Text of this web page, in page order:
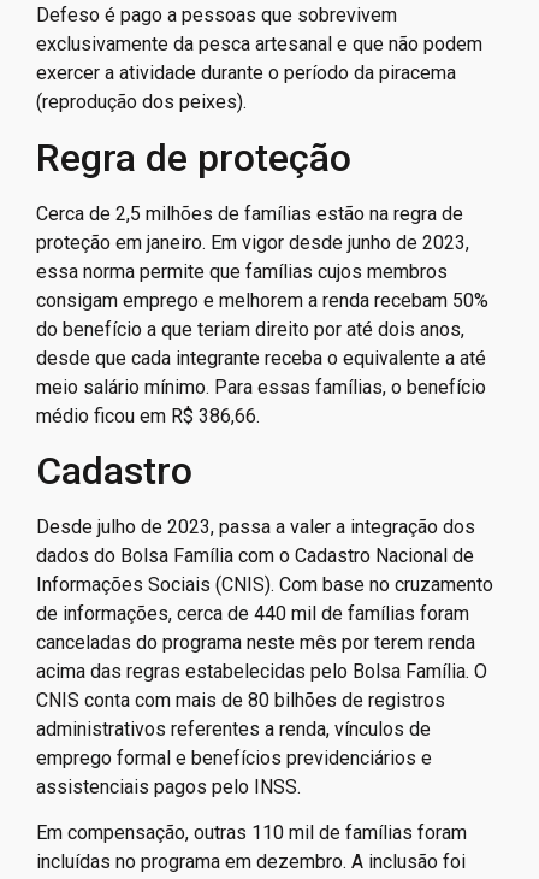
Defeso é pago a pessoas que sobrevivem
exclusivamente da pesca artesanal e que não podem
exercer a atividade durante o período da piracema
(reprodução dos peixes).
Regra de proteção
Cerca de 2,5 milhões de famílias estão na regra de
proteção em janeiro. Em vigor desde junho de 2023,
essa norma permite que famílias cujos membros
consigam emprego e melhorem a renda recebam 50%
do benefício a que teriam direito por até dois anos,
desde que cada integrante receba o equivalente a até
meio salário mínimo. Para essas famílias, o benefício
médio ficou em R$ 386,66.
Cadastro
Desde julho de 2023, passa a valer a integração dos
dados do Bolsa Família com o Cadastro Nacional de
Informações Sociais (CNIS). Com base no cruzamento
de informações, cerca de 440 mil de famílias foram
canceladas do programa neste mês por terem renda
acima das regras estabelecidas pelo Bolsa Família. O
CNIS conta com mais de 80 bilhões de registros
administrativos referentes a renda, vínculos de
emprego formal e benefícios previdenciários e
assistenciais pagos pelo INSS.
Em compensação, outras 110 mil de famílias foram
incluídas no programa em dezembro. A inclusão foi